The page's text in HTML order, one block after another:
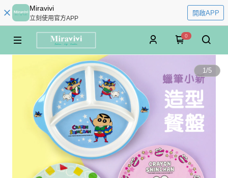
Miravivi
立刻使用官方APP
開啟APP
0
1/5